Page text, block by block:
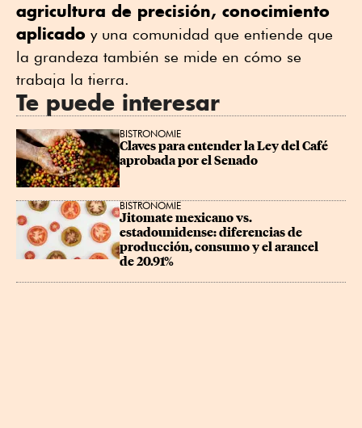
agricultura de precisión, conocimiento
aplicado y una comunidad que entiende que
la grandeza también se mide en cómo se
trabaja la tierra.
Te puede interesar
BISTRONOMIE
Claves para entender la Ley del Café
aprobada por el Senado
BISTRONOMIE
Jitomate mexicano vs.
estadounidense: diferencias de
producción, consumo y el arancel
de 20.91%